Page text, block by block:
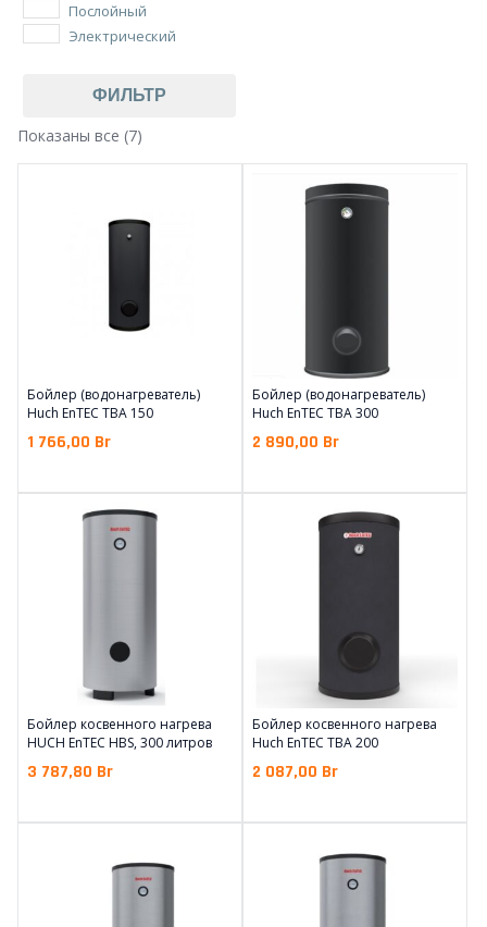
Послойный
Электрический
ФИЛЬТР
Показаны все (7)
Бойлер (водонагреватель)
Huch EnTEC TBA 150
1 766,00 Br
Бойлер (водонагреватель)
Huch EnTEC TBA 300
2 890,00 Br
Бойлер косвенного нагрева
HUCH EnTEC HBS, 300 литров
3 787,80 Br
Бойлер косвенного нагрева
Huch EnTEC TBA 200
2 087,00 Br